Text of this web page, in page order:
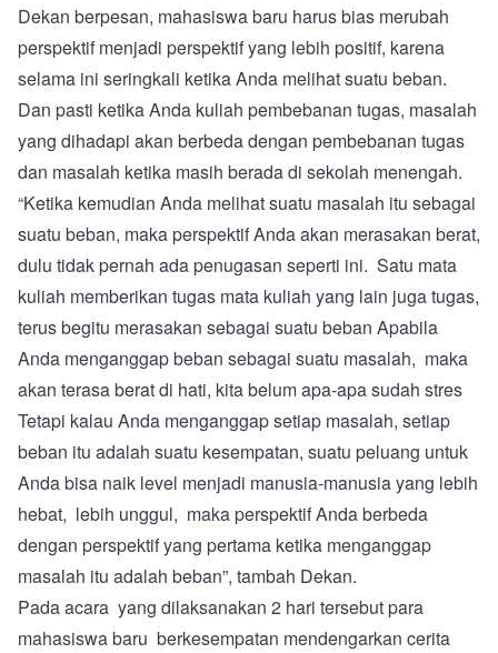
Dekan berpesan, mahasiswa baru harus bias merubah
perspektif menjadi perspektif yang lebih positif, karena
selama ini seringkali ketika Anda melihat suatu beban.
Dan pasti ketika Anda kuliah pembebanan tugas, masalah
yang dihadapi akan berbeda dengan pembebanan tugas
dan masalah ketika masih berada di sekolah menengah.
“Ketika kemudian Anda melihat suatu masalah itu sebagai
suatu beban, maka perspektif Anda akan merasakan berat,
dulu tidak pernah ada penugasan seperti ini. Satu mata
kuliah memberikan tugas mata kuliah yang lain juga tugas,
terus begitu merasakan sebagai suatu beban Apabila
Anda menganggap beban sebagai suatu masalah, maka
akan terasa berat di hati, kita belum apa-apa sudah stres
Tetapi kalau Anda menganggap setiap masalah, setiap
beban itu adalah suatu kesempatan, suatu peluang untuk
Anda bisa naik level menjadi manusia-manusia yang lebih
hebat, lebih unggul, maka perspektif Anda berbeda
dengan perspektif yang pertama ketika menganggap
masalah itu adalah beban”, tambah Dekan.
Pada acara yang dilaksanakan 2 hari tersebut para
mahasiswa baru berkesempatan mendengarkan cerita